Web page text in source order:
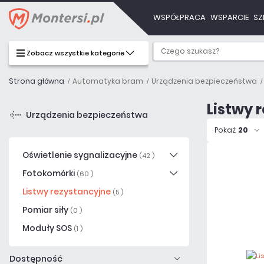
WSPÓŁPRACA WSPARCIE
Zobacz wszystkie kategorie
Strona główna Automatyka bram Urządzenia bezpieczeństwa
Urządzenia bezpieczeństwa
Oświetlenie sygnalizacyjne (42 )
Fotokomórki (60 )
Listwy rezystancyjne (5 )
Pomiar siły (0 )
Moduły SOS (1 )
Dostępność
Listwy
Pokaż 20